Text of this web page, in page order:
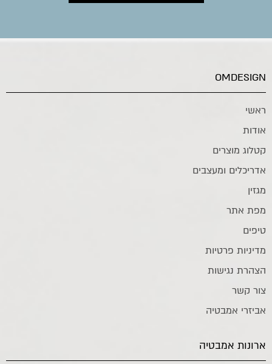
OMDESIGN
ראשי
אודות
קטלוג מוצרים
אדריכלים ומעצבים
מגזין
מפת אתר
טיפים
מדיניות פרטיות
הצהרת נגישות
צור קשר
אביזרי אמבטיה
ארונות אמבטיה